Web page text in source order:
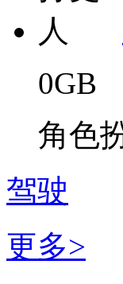
0GB
角色
驾驶
更多>